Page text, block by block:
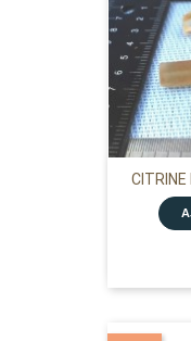
CITRINE